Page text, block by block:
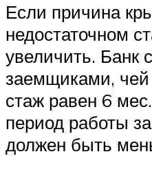
Если причина
недостаточном
увеличить. Банк
заемщиками,
стаж равен 6
период работы
должен быть